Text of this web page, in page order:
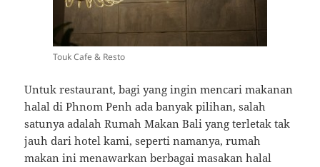
Touk Cafe & Resto
Untuk restaurant, bagi yang ingin mencari makanan
halal di Phnom Penh ada banyak pilihan, salah
satunya adalah Rumah Makan Bali yang terletak tak
jauh dari hotel kami, seperti namanya, rumah
makan ini menawarkan berbagai masakan halal